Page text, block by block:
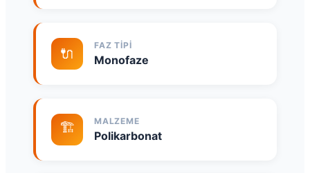
🔌 FAZ TIPI
Monofaze
🏗️ MALZEME
Polikarbonat